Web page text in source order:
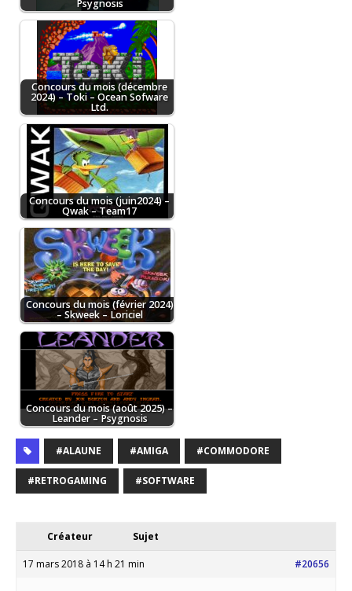
Psygnosis
Concours du mois (décembre
2024) – Toki – Ocean Sofware
Ltd.
Concours du mois (juin2024) –
Qwak – Team17
Concours du mois (février 2024)
– Skweek – Loriciel
Concours du mois (août 2025) –
Leander – Psygnosis
#ALAUNE #AMIGA #COMMODORE
#RETROGAMING #SOFTWARE
Créateur Sujet
17 mars 2018 à 14 h 21 min #20656